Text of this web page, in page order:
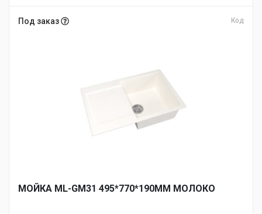
Под заказ Код
МОЙКА ML-GM31 495*770*190ММ МОЛОКО